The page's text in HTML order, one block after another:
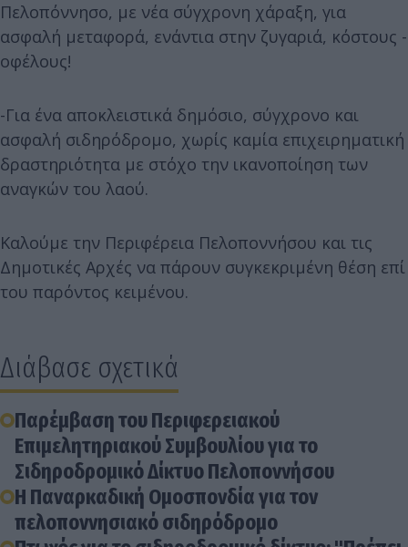
Πελοπόννησο, με νέα σύγχρονη χάραξη, για
ασφαλή μεταφορά, ενάντια στην ζυγαριά, κόστους -
οφέλους!
-Για ένα αποκλειστικά δημόσιο, σύγχρονο και
ασφαλή σιδηρόδρομο, χωρίς καμία επιχειρηματική
δραστηριότητα με στόχο την ικανοποίηση των
αναγκών του λαού.
Καλούμε την Περιφέρεια Πελοποννήσου και τις
Δημοτικές Αρχές να πάρουν συγκεκριμένη θέση επί
του παρόντος κειμένου.
Διάβασε σχετικά
Παρέμβαση του Περιφερειακού
Επιμελητηριακού Συμβουλίου για το
Σιδηροδρομικό Δίκτυο Πελοποννήσου
Η Παναρκαδική Ομοσπονδία για τον
πελοποννησιακό σιδηρόδρομο